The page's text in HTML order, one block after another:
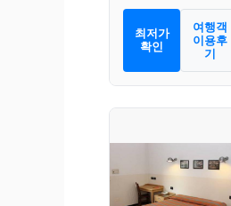
최저가
확인
여행객
이용후
기